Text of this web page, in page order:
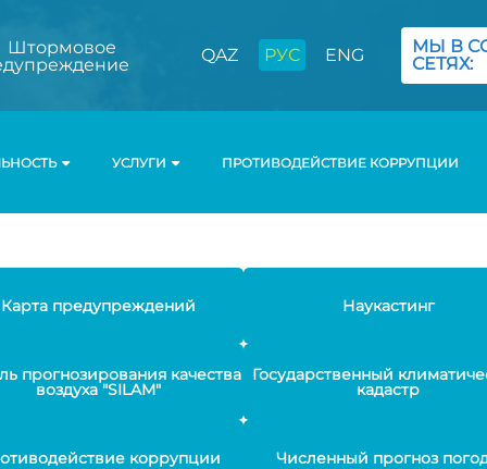
QAZ РУС ENG
МЫ В
СЕТЯХ:
УСЛУГИ ПРОТИВОДЕЙСТВИЕ КОРРУПЦИИ
Карта предупреждений Наукастинг
прогнозирования качества
воздуха "SILAM"
Государственный
кадастр
коррупции Численный прогноз